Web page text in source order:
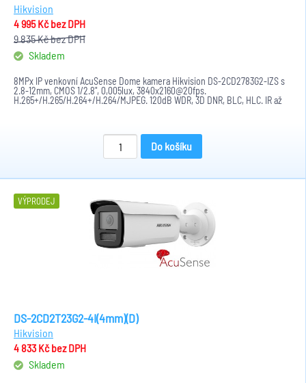
Hikvision
4 995 Kčbez DPH
9 835 Kčbez DPH
Skladem
8MPx IP venkovní AcuSense Dome kamera Hikvision DS-2CD2783G2-IZS s
2.8-12mm, CMOS 1/2.8", 0,005lux, 3840x2160@20fps.
H.265+/H.265/H.264+/H.264/MJPEG. 120dB WDR, 3D DNR, BLC, HLC. IR až
Do košíku
VÝPRODEJ
DS-2CD2T23G2-4I(4mm)(D)
Hikvision
4 833 Kčbez DPH
Skladem